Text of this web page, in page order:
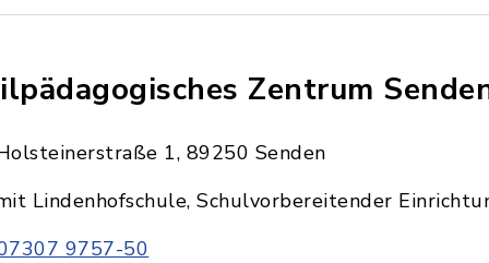
Zentrum
1, 89250 Senden
Lindenhofschule, Schulvorbereitender
9757-50